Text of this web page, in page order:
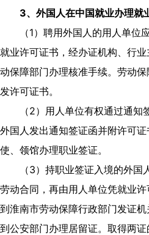
3、外国人在中国就业办理就
（1）聘用外国人的用人单位
就业许可证书，经办证机构、行
动保障部门办理核准手续。劳动
发许可证书。
（2）用人单位有权通过通知
外国人发出通知签证函并附许可
使、领馆办理职业签证。
（3）持职业签证入境的外国
劳动合同，再由用人单位凭就业
到淮南市劳动保障行政部门发证
到公安部门办理居留证。取得两